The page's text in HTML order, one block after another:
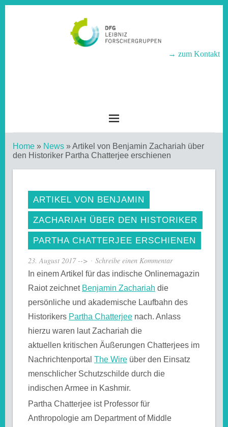
→ zum Kontakt
Home » News »Artikel von Benjamin Zachariah über
den Historiker Partha Chatterjee erschienen
ARTIKEL VON BENJAMIN
ZACHARIAH ÜBER DEN HISTORIKER
PARTHA CHATTERJEE ERSCHIENEN
23. August 2017 --> Schreibe einen Kommentar
In einem Artikel für das indische Onlinemagazin
Raiot zeichnet Benjamin Zachariah die
persönliche und akademische Laufbahn des
Historikers Partha Chatterjee nach. Anlass
hierzu waren laut Zachariah die
aktuellen kritischen Äußerungen Chatterjees im
Nachrichtenportal The Wire über den Einsatz
menschlicher Schutzschilde durch die
indischen Armee in Kashmir.
Partha Chatterjee ist Professor für
Anthropologie am Department of Middle